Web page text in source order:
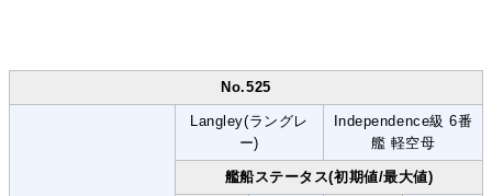
No.525
Langley(ラングレ
ー)
Independence級6番
艦 軽空母
艦船ステータス(初期値/最大値)